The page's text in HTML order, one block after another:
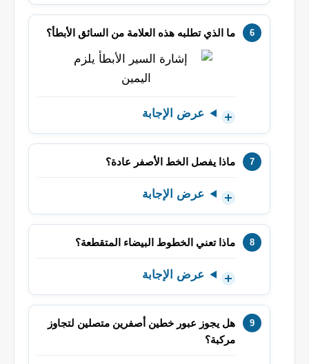
ما الذي تطلبه هذه العلامة من السائق الأبطأ؟
عرض الإجابة
ماذا يفصل الخط الأصفر عادة؟
عرض الإجابة
ماذا تعني الخطوط البيضاء المتقطعة؟
عرض الإجابة
هل يجوز عبور خطين أصفرين متصلين لتجاوز
مركبة؟